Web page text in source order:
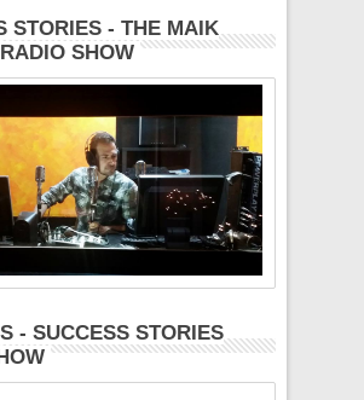
STORIES - THE MAIK
SHOW
- SUCCESS STORIES